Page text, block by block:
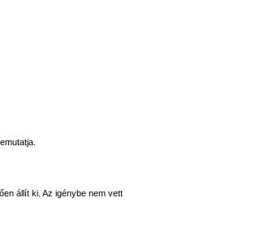
állít ki. Az igénybe nem vett